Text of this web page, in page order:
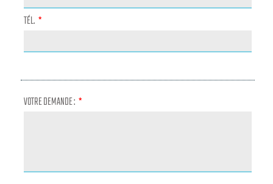
TÉL.
VOTRE DEMANDE :